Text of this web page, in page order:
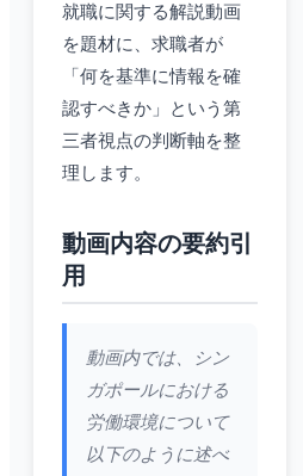
就職に関する解説動画
を題材に、求職者が
「何を基準に情報を確
認すべきか」という第
三者視点の判断軸を整
理します。
動画内容の要約引
用
動画内では、シン
ガポールにおける
労働環境について
以下のように述べ